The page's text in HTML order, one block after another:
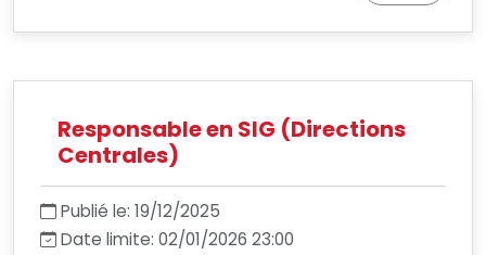
Responsable en SIG (Directions
Centrales)
Publié le: 19/12/2025
Date limite: 02/01/2026 23:00